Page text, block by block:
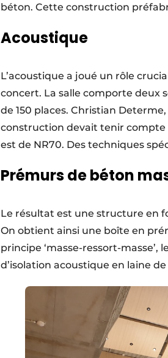
béton. Cette construction
Acoustique
L’acoustique a joué un rôle
concert. La salle comporte deux
de 150 places. Christian
construction devait tenir compte
est de NR70. Des techniques
Prémurs de béton
Le résultat est une structure en
On obtient ainsi une boîte en
principe ‘masse-ressort-
d’isolation acoustique en laine